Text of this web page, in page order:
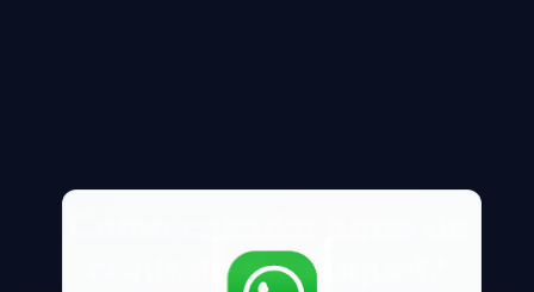
contrato de aluguel?